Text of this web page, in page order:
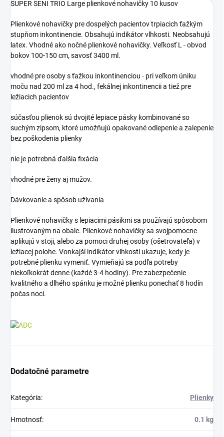
SUPER SENI TRIO Large plienkové nohavičky 10 kusov
Plienkové nohavičky pre dospelých pacientov trpiacich ťažkým
stupňom inkontinencie. Obsahujú indikátor vlhkosti. Neobsahujú
latex. Vhodné ako nočné plienkové nohavičky. Veľkosť L - obvod
bokov 100-150 cm, savosť 3400 ml.
vhodné pre osoby s ťažkou inkontinenciou - pri veľkom úniku
moču nad 200 ml za 4 hod., fekálnej inkontinencii a tiež pre
ležiacich pacientov
súčasťou plienok sú dvojité lepiace pásky kombinované so
suchým zipsom, ktoré umožňujú opakované odlepenie a zalepenie
bez poškodenia plienky
nie je potrebná ďalšia fixácia
vhodné pre ženy aj mužov.
Dávkovanie a spôsob užívania
Plienkové nohavičky s lepiacimi pásikmi sa používajú spôsobom
ilustrovaným na obale. Plienkové nohavičky sa svojpomocne
aplikujú v stoji, alebo za pomoci druhej osoby (ošetrovateľa) v
ležiacej polohe. Vonkajší indikátor vlhkosti ukazuje, kedy je
potrebné plienku vymeniť. Vymieňajú sa podľa potreby
niekoľkokrát denne (každé 3-4 hodiny). Pre zabezpečenie
kvalitného a dlhého spánku je možné plienku ponechať 8 hodín
počas noci.
Dodatočné parametre
Kategória: Plienky
Hmotnosť: 0.1 kg